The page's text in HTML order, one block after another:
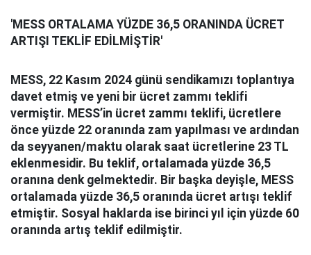
'MESS ORTALAMA YÜZDE 36,5 ORANINDA ÜCRET
ARTIŞI TEKLİF EDİLMİŞTİR'
MESS, 22 Kasım 2024 günü sendikamızı toplantıya
davet etmiş ve yeni bir ücret zammı teklifi
vermiştir. MESS’in ücret zammı teklifi, ücretlere
önce yüzde 22 oranında zam yapılması ve ardından
da seyyanen/maktu olarak saat ücretlerine 23 TL
eklenmesidir. Bu teklif, ortalamada yüzde 36,5
oranına denk gelmektedir. Bir başka deyişle, MESS
ortalamada yüzde 36,5 oranında ücret artışı teklif
etmiştir. Sosyal haklarda ise birinci yıl için yüzde 60
oranında artış teklif edilmiştir.